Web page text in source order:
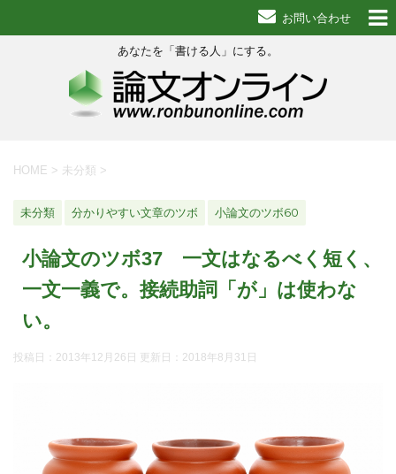
お問い合わせ
あなたを「書ける人」にする。
HOME > 未分類 >
未分類 分かりやすい文章のツボ 小論文のツボ60
小論文のツボ37 一文はなるべく短く、
一文一義で。接続助詞「が」は使わな
い。
投稿日：2013年12月26日 更新日： 2018年8月31日